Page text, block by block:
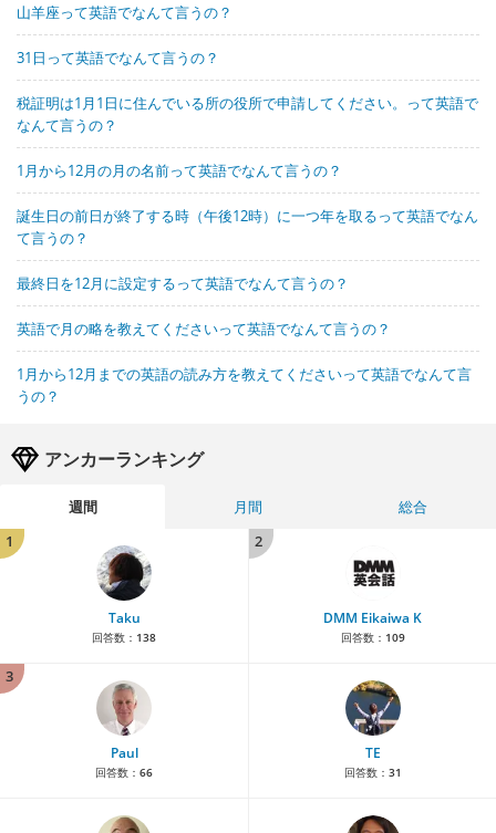
山羊座って英語でなんて言うの？
31日って英語でなんて言うの？
税証明は1月1日に住んでいる所の役所で申請してください。って英語で
なんて言うの？
1月から12月の月の名前って英語でなんて言うの？
誕生日の前日が終了する時（午後12時）に一つ年を取るって英語でなん
て言うの？
最終日を12月に設定するって英語でなんて言うの？
英語で月の略を教えてくださいって英語でなんて言うの？
1月から12月までの英語の読み方を教えてくださいって英語でなんて言
うの？
アンカーランキング
週間 月間
総合
1
Taku
回答数： 138
2
DMM Eikaiwa K
回答数： 109
3
Paul
回答数： 66
TE
回答数： 31